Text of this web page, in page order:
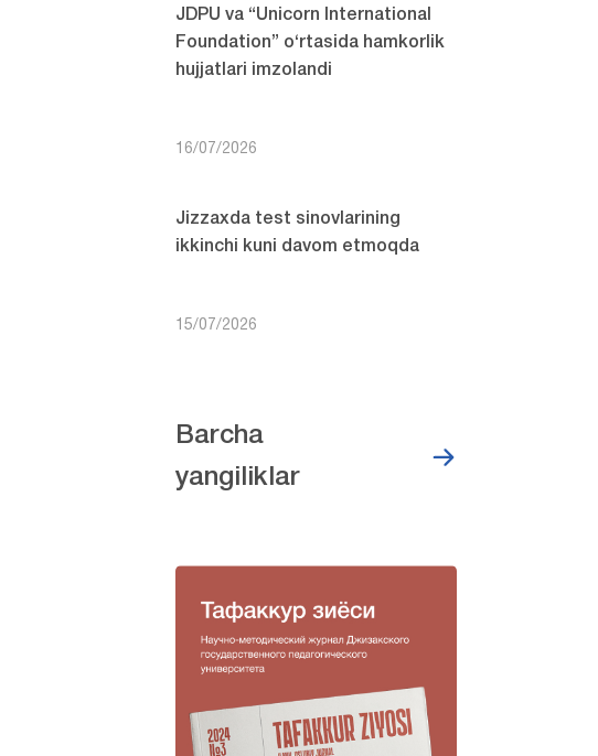
JDPU va “Unicorn International
Foundation” o‘rtasida hamkorlik
hujjatlari imzolandi
16/07/2026
Jizzaxda test sinovlarining
ikkinchi kuni davom etmoqda
15/07/2026
Barcha
yangiliklar